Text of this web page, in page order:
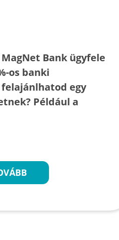
Bank ügyfele
os banki
egy
Például a